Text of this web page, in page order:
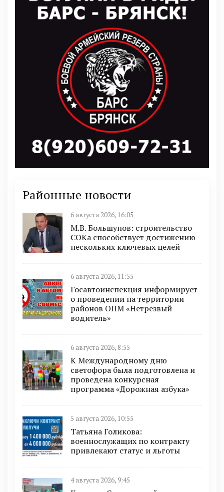
Районные новости
6 августа 2026, 16:05
М.В. Большунов: строительство
СОКа способствует достижению
нескольких ключевых целей
6 августа 2026, 11:55
Госавтоинспекция информирует
о проведении на территории
районов ОПМ «Нетрезвый
водитель»
6 августа 2026, 8:55
К Международному дню
светофора была подготовлена и
проведена конкурсная
программа «Дорожная азбука»
5 августа 2026, 10:55
Татьяна Голикова:
военнослужащих по контракту
привлекают статус и льготы
4 августа 2026, 9:45